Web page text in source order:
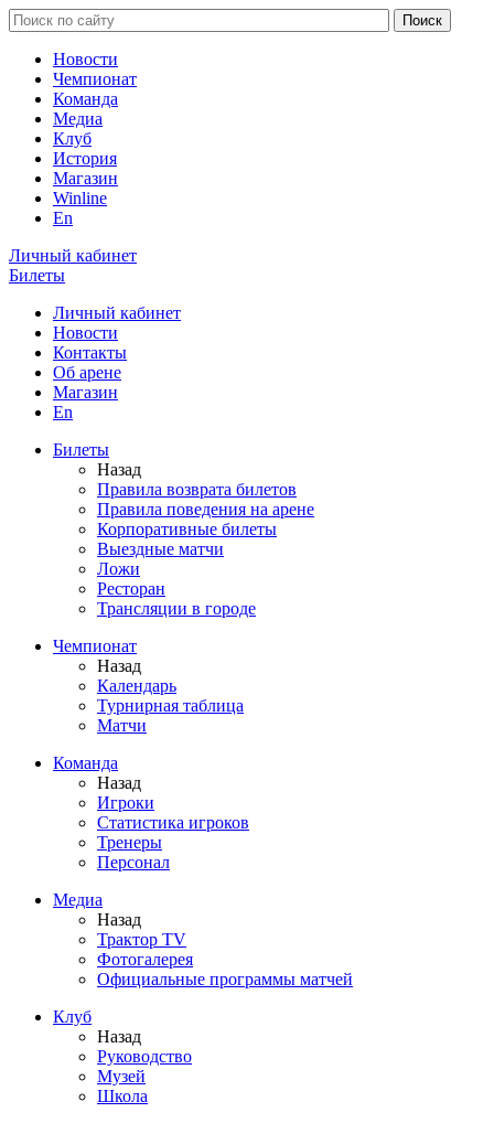
Новости
Чемпионат
Команда
Медиа
Клуб
История
Магазин
Winline
En
Личный кабинет
Билеты
Личный кабинет
Новости
Контакты
Об арене
Магазин
En
Билеты
Назад
Правила возврата билетов
Правила поведения на арене
Корпоративные билеты
Выездные матчи
Ложи
Ресторан
Трансляции в городе
Чемпионат
Назад
Календарь
Турнирная таблица
Матчи
Команда
Назад
Игроки
Статистика игроков
Тренеры
Персонал
Медиа
Назад
Трактор TV
Фотогалерея
Официальные программы матчей
Клуб
Назад
Руководство
Музей
Школа